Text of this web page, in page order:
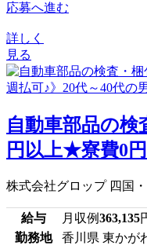
応募へ進む
詳しく
見る
自動車部品の
円以上★寮費0
株式会社グロップ 四国
給与 月収例363,135
勤務地
香川県 東かが